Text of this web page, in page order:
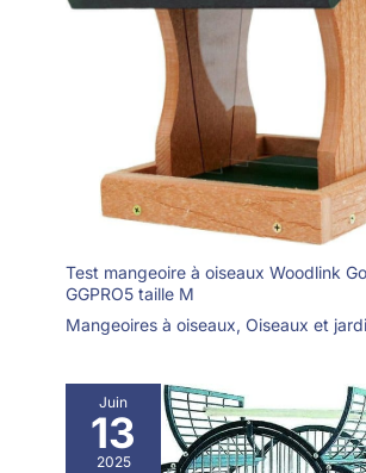
Test mangeoire à oiseaux Woodlink
GGPRO5 taille M
Mangeoires à oiseaux, Oiseaux et
Juin
13
2025